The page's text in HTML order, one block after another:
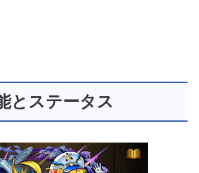
とステータス